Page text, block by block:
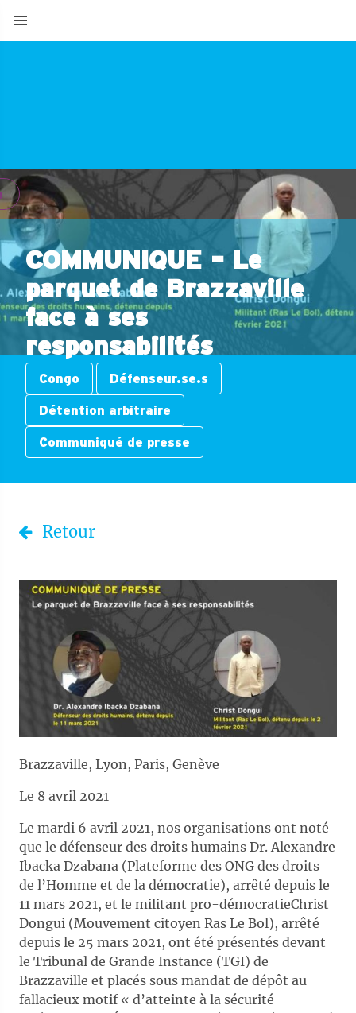
COMMUNIQUE – Le
parquet de Brazzaville
face à ses
responsabilités
Congo Défenseur.se.s
Détention arbitraire
Communiqué de presse
Retour
Brazzaville, Lyon, Paris, Genève
Le 8 avril 2021
Le mardi 6 avril 2021, nos organisations ont noté
que le défenseur des droits humains Dr. Alexandre
Ibacka Dzabana (Plateforme des ONG des droits
de l’Homme et de la démocratie), arrêté depuis le
11 mars 2021, et le militant pro-démocratieChrist
Dongui (Mouvement citoyen Ras Le Bol), arrêté
depuis le 25 mars 2021, ont été présentés devant
le Tribunal de Grande Instance (TGI) de
Brazzaville et placés sous mandat de dépôt au
fallacieux motif « d’atteinte à la sécurité